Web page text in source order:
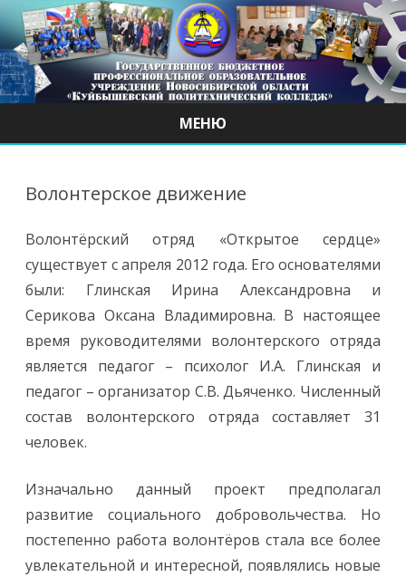
МЕНЮ
Волонтерское движение
Волонтёрский отряд «Открытое сердце»
существует с апреля 2012 года. Его основателями
были: Глинская Ирина Александровна и
Серикова Оксана Владимировна. В настоящее
время руководителями волонтерского отряда
является педагог – психолог И.А. Глинская и
педагог – организатор С.В. Дьяченко. Численный
состав волонтерского отряда составляет 31
человек.
Изначально данный проект предполагал
развитие социального добровольчества. Но
постепенно работа волонтёров стала все более
увлекательной и интересной, появлялись новые